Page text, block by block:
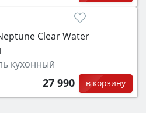
Clear Water
кухонный
27 990 в корзину